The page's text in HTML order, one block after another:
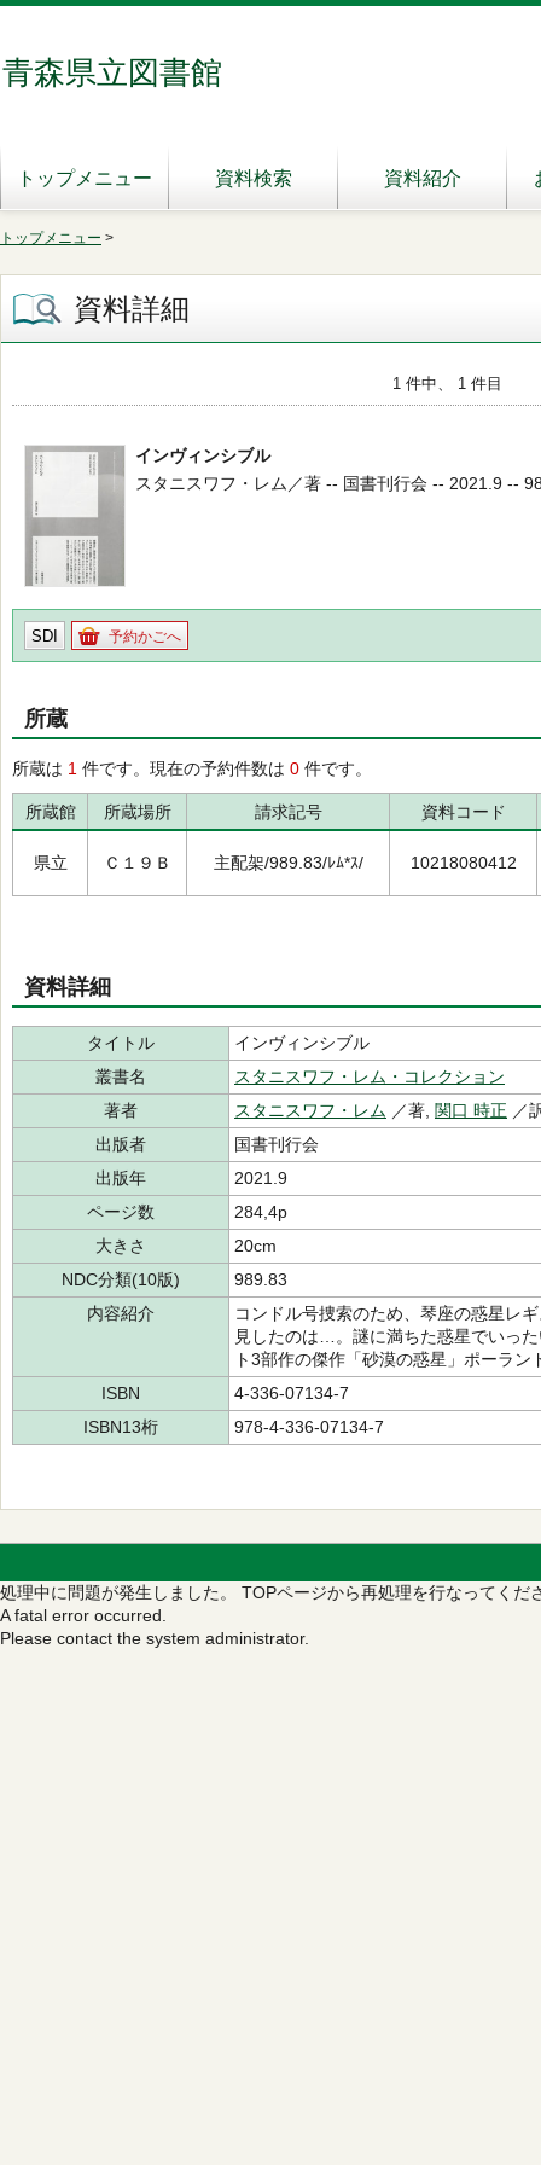
青森県立図書館
トップメニュー 資料検索 資料紹介
トップメニュー >
資料詳細
1 件中、 1 件目
インヴィンシブル
スタニスワフ・レム／著 -- 国書刊行会 -- 2021.9 --
SDI 予約かごへ
所蔵
所蔵は 1 件です。現在の予約件数は 0 件です。
所蔵館 所蔵場所 請求記号 資料コード
県立 Ｃ１９Ｂ 主配架/989.83/ﾚﾑ*ｽ/ 10218080412
資料詳細
タイトル
インヴィンシブル
叢書名
スタニスワフ・レム・コレクション
著者
スタニスワフ・レム ／著, 関口 時正 ／
出版者
国書刊行会
出版年
2021.9
ページ数
284,4p
大きさ
20cm
NDC分類(10版)
989.83
内容紹介
コンドル号捜索のため、琴座の惑星レ
見したのは…。謎に満ちた惑星でいっ
ト3部作の傑作「砂漠の惑星」ポーラン
ISBN
4-336-07134-7
ISBN13桁
978-4-336-07134-7
処理中に問題が発生しました。 TOPページから再処理を行なってくだ
A fatal error occurred.
Please contact the system administrator.